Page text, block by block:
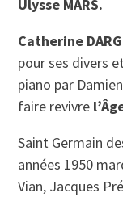
Ulysse MARS.
Catherine
pour ses divers
piano par
faire revivre
Saint Germain
années 1950
Vian, Jacques